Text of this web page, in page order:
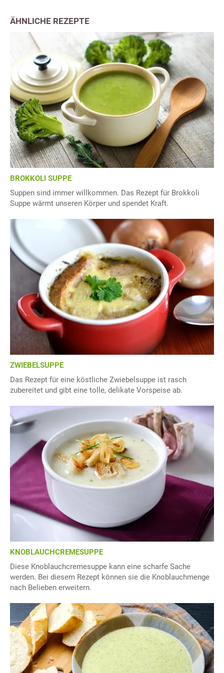
ÄHNLICHE REZEPTE
BROKKOLI SUPPE
Suppen sind immer willkommen. Das Rezept für Brokkoli
Suppe wärmt unseren Körper und spendet Kraft.
ZWIEBELSUPPE
Das Rezept für eine köstliche Zwiebelsuppe ist rasch
zubereitet und gibt eine tolle, delikate Vorspeise ab.
KNOBLAUCHCREMESUPPE
Diese Knoblauchcremesuppe kann eine scharfe Sache
werden. Bei diesem Rezept können sie die Knoblauchmenge
nach Belieben erweitern.